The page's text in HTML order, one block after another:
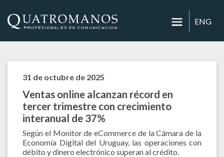
ENG
31 de octubre de 2025
Ventas online alcanzan récord en
tercer trimestre con crecimiento
interanual de 37%
Según el Monitor de eCommerce de la Cámara de la
Economía Digital del Uruguay, las operaciones con
débito y dinero electrónico superan al crédito.